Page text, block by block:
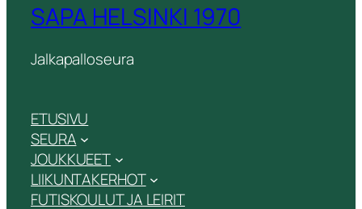
SAPA HELSINKI 1970
Jalkapalloseura
ETUSIVU
SEURA
JOUKKUEET
LIIKUNTAKERHOT
FUTISKOULUT JA LEIRIT